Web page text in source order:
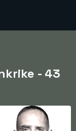
- 43